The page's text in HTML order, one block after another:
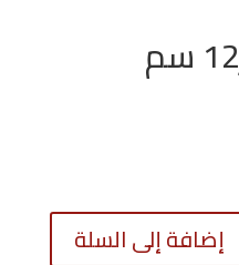
كمية
إضافة إلى السلة